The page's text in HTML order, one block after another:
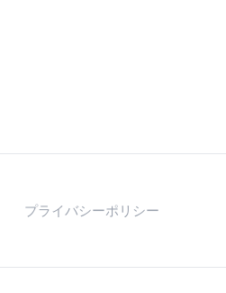
プライバシーポリシー